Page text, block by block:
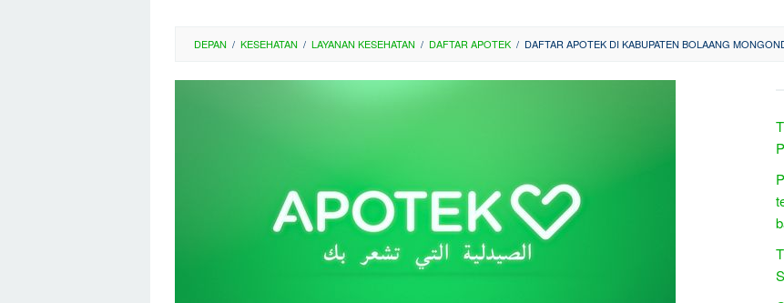
DEPAN / KESEHATAN / LAYANAN KESEHATAN / DAFTAR APOTEK / DAFTAR APOTEK DI KABUPATEN BOLAANG